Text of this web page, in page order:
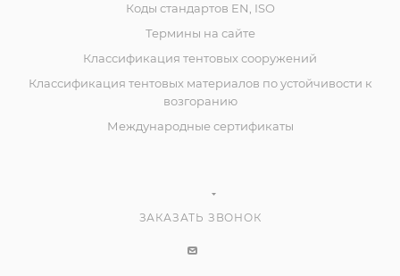
Коды стандартов EN, ISO
Термины на сайте
Классификация тентовых сооружений
Классификация тентовых материалов по устойчивости к
возгоранию
Международные сертификаты
ЗАКАЗАТЬ ЗВОНОК